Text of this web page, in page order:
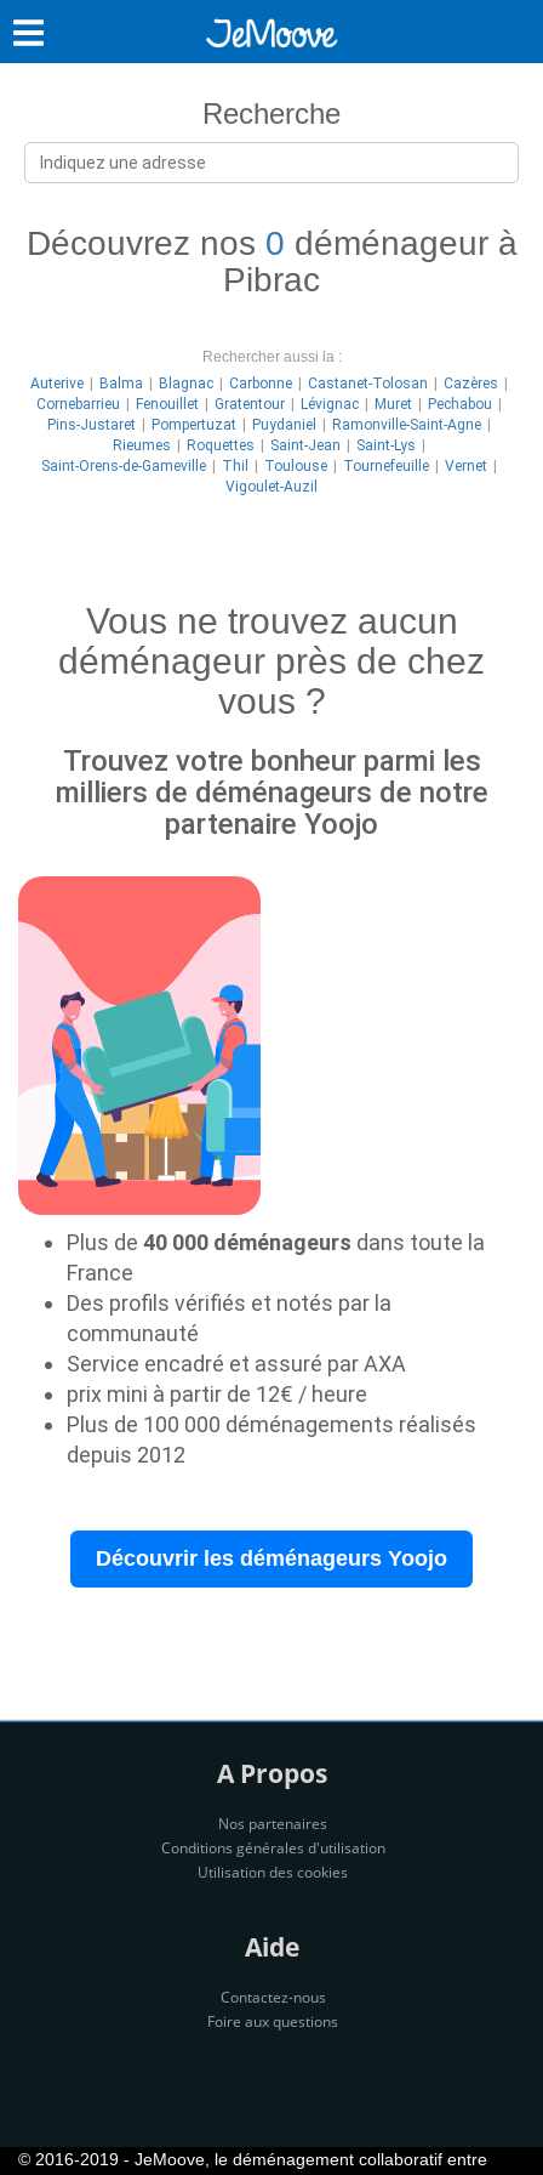
Recherche
Découvrez nos 0 déménageur à
Pibrac
Rechercher aussi la :
Auterive
Balma Blagnac Carbonne Castanet-Tolosan
Cazères
Cornebarrieu
Fenouillet Gratentour Lévignac Muret
Pechabou
Pins-Justaret
Pompertuzat Puydaniel
Ramonville-Saint-Agne
Rieumes
Roquettes Saint-Jean
Saint-Lys
Saint-Orens-de-Gameville
Thil Toulouse Tournefeuille
Vernet
Vigoulet-Auzil
Vous ne trouvez aucun
déménageur près de chez
vous ?
Trouvez votre bonheur parmi les
milliers de déménageurs de notre
partenaire Yoojo
Plus de 40 000 déménageurs dans toute la
France
Des profils vérifiés et notés par la
communauté
Service encadré et assuré par AXA
prix mini à partir de 12€ / heure
Plus de 100 000 déménagements réalisés
depuis 2012
Découvrir les déménageurs Yoojo
A Propos
Nos partenaires
Conditions générales d'utilisation
Utilisation des cookies
Aide
Contactez-nous
Foire aux questions
© 2016-2019 - JeMoove, le déménagement collaboratif entre